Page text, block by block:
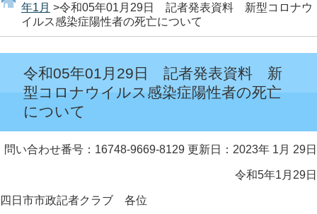
年1月 >令和05年01月29日 記者発表資料 新型コロナウ
イルス感染症陽性者の死亡について
令和05年01月29日 記者発表資料 新
型コロナウイルス感染症陽性者の死亡
について
問い合わせ番号：16748-9669-8129 更新日：2023年 1月 29日
令和5年1月29日
四日市市政記者クラブ 各位